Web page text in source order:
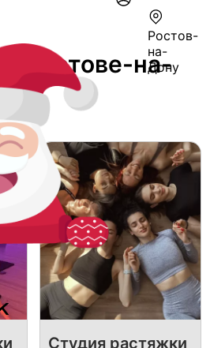
Ростов-
на-
Дону
Ростове-на-
Студия растяжки